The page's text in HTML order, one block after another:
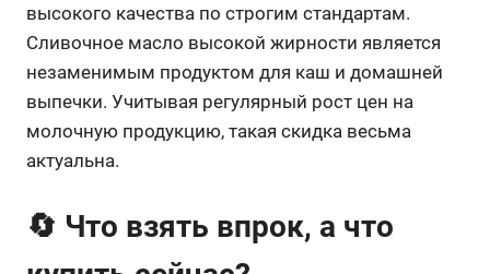
высокого качества по строгим стандартам.
Сливочное масло высокой жирности является
незаменимым продуктом для каш и домашней
выпечки. Учитывая регулярный рост цен на
молочную продукцию, такая скидка весьма
актуальна.
🔄 Что взять впрок, а что